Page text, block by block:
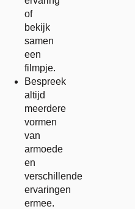
of
bekijk
samen
een
filmpje.
Bespreek
altijd
meerdere
vormen
van
armoede
en
verschillende
ervaringen
ermee.